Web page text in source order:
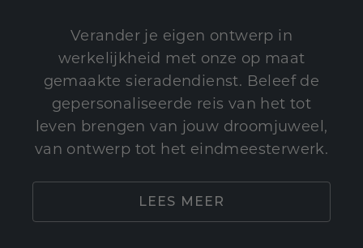
Verander je eigen ontwerp in
werkelijkheid met onze op maat
gemaakte sieradendienst. Beleef de
gepersonaliseerde reis van het tot
leven brengen van jouw droomjuweel,
van ontwerp tot het eindmeesterwerk.
LEES MEER